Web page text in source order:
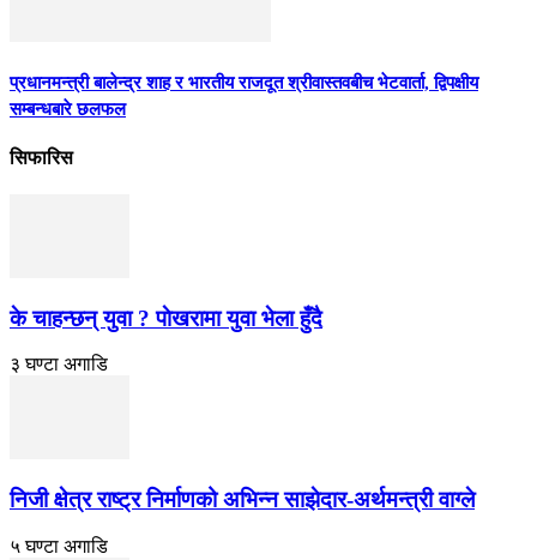
प्रधानमन्त्री बालेन्द्र शाह र भारतीय राजदूत श्रीवास्तवबीच भेटवार्ता, द्विपक्षीय
सम्बन्धबारे छलफल
सिफारिस
के चाहन्छन् युवा ? पाेखरामा युवा भेला हुँदै
३ घण्टा अगाडि
निजी क्षेत्र राष्ट्र निर्माणको अभिन्न साझेदार-अर्थमन्त्री वाग्ले
५ घण्टा अगाडि